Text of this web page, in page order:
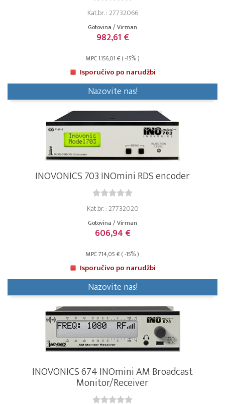
Kat.br. : 27732066
Gotovina / Virman
982,61 €
MPC 1.156,01 € ( -15% )
Isporučivo po narudžbi
Nazovite nas!
INOVONICS 703 INOmini RDS encoder
Kat.br. : 27732020
Gotovina / Virman
606,94 €
MPC 714,05 € ( -15% )
Isporučivo po narudžbi
Nazovite nas!
INOVONICS 674 INOmini AM Broadcast
Monitor/Receiver